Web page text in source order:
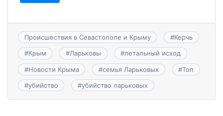
Происшествия в Севастополе и Крыму #Керчь
#Крым #Ларьковы #летальный исход
#Новости Крыма #семья Ларьковых #Топ
#убийство #убийство ларьковых